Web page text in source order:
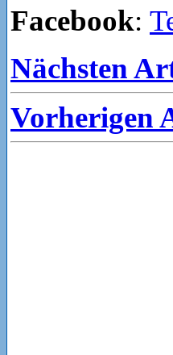
Facebook:
Nächsten
Vorherigen